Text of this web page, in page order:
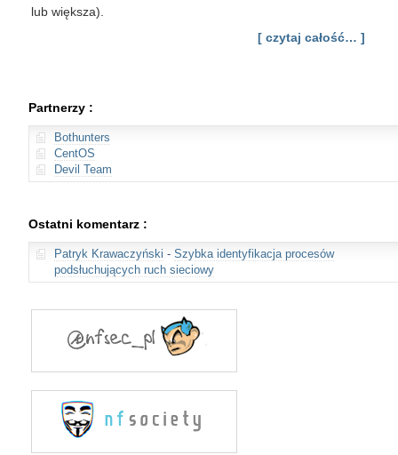
lub większa).
[ czytaj całość… ]
Partnerzy :
Bothunters
CentOS
Devil Team
Ostatni komentarz :
Patryk Krawaczyński - Szybka identyfikacja procesów
podsłuchujących ruch sieciowy